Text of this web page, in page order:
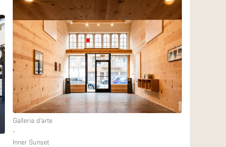
Galleria d'arte
∙
Inner Sunset